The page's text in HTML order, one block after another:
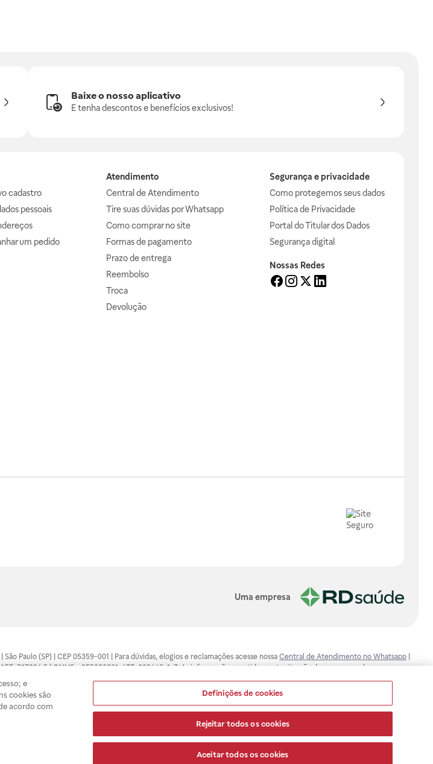
Baixe o nosso aplicativo
E tenha descontos e benefícios exclusivos!
cadastro
pessoais
um pedido
Atendimento
Central de Atendimento
Tire suas dúvidas por Whatsapp
Como comprar no site
Formas de pagamento
Prazo de entrega
Reembolso
Troca
Devolução
Segurança e privacidade
Como protegemos seus dados
Política de Privacidade
Portal do Titular dos Dados
Segurança digital
Nossas Redes
Uma empresa
Paulo (SP) | CEP 05359-001 | Para dúvidas, elogios e reclamações acesse nossa Central de Atendimento no Whatsapp
7.17094.5 | CMVS - 355030801-477-002443-1-7. As informações contidas neste site não devem ser usadas para
o médico está apto a diagnosticar qualquer problema de saúde e prescrever o tratamento adequado. Ao
apenas para compras feitas pela internet. Maiores esclarecimentos, consultar o site: www.anvisa.gov.br. A Raia Drogasil
com tranquilidade. A privacidade e a segurança dos clientes são compromissos da Raia Drogasil SA. Todos os pedidos
e
cookies são
acordo com
Definições de cookies
Rejeitar todos os cookies
Aceitar todos os cookies